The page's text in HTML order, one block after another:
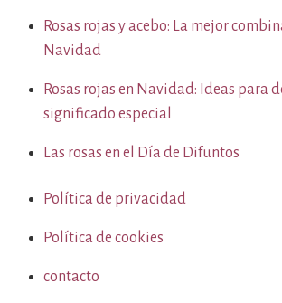
Rosas rojas y acebo: La mejor
Navidad
Rosas rojas en Navidad: Ideas para
significado especial
Las rosas en el Día de Difuntos
Política de privacidad
Política de cookies
contacto